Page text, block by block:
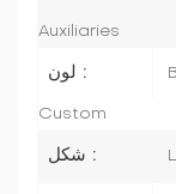
Auxiliaries
لون :
Custom
شكل :